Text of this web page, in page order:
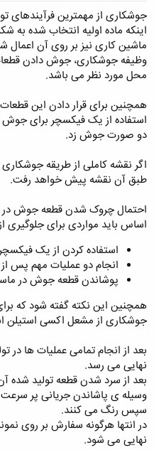
جوشکاری از مهمترین فرآیندهای
اینکه ماده اولیه انتخاب شده به
ماشین کاری نیز بر روی آن
وظیفه جوشکاری، جوش دادن
محل مورد نظر می باشد.
همچنین برای قرار دادن این
استفاده از یک فیکسچر برای
دو صورت جوش زد.
اگر نقشه کاملی از طریقه
طبق آن نقشه پیش خواهد رفت.
احتمال چروک شدن قطعه جوش در
اساس باید مواردی برای جلوگیری
استفاده کردن از یک
انجام دو عملیات مهم
پوشاندن قطعه جوش در
همچنین این نکته گفته شود که
جوشکاری از مشعل اکسی استیلن
بعد از انجام تمامی عملیات ها
نهایی می رسد.
بعد از سرد شدن قطعه تولید شده
وسیله ی پاشاندن جریانی پر سرعت
سپس رنگ می کنند.
در انتها هرگونه سفارش بر روی
نهایی می شود.